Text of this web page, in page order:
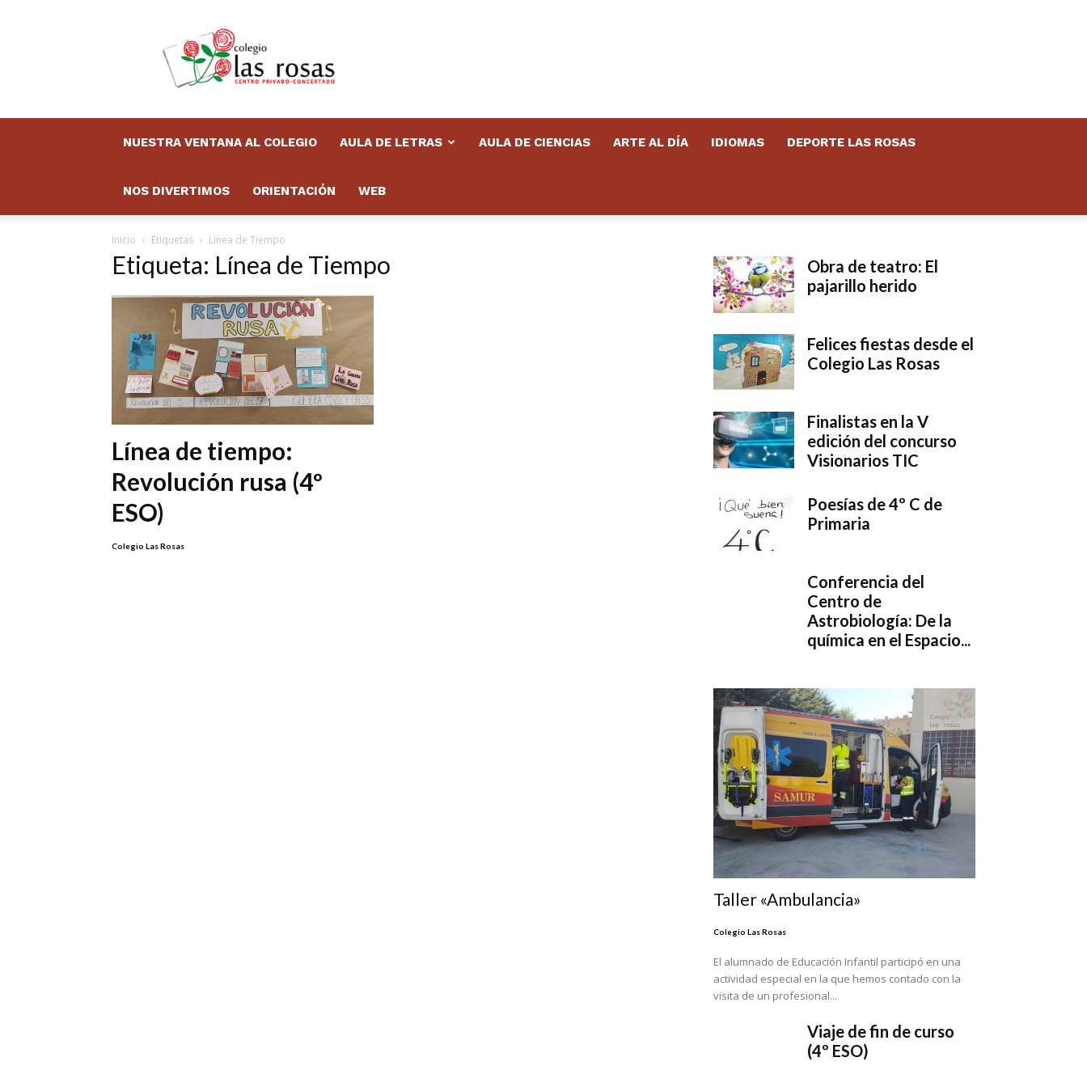
Las
Rosas
Boletín
NUESTRA VENTANA AL COLEGIO AULA DE LETRAS AULA DE CIENCIAS ARTE AL DÍA IDIOMAS DEPORTE LAS ROSAS
NOS DIVERTIMOS ORIENTACIÓN WEB
Inicio Etiquetas Línea de Tiempo
Etiqueta: Línea de Tiempo
Línea de tiempo:
Revolución rusa (4º
ESO)
Colegio Las Rosas
Obra de teatro: El
pajarillo herido
Felices fiestas desde el
Colegio Las Rosas
Finalistas en la V
edición del concurso
Visionarios TIC
Poesías de 4º C de
Primaria
Conferencia del
Centro de
Astrobiología: De la
química en el Espacio...
Taller «Ambulancia»
Colegio Las Rosas
El alumnado de Educación Infantil participó en una
actividad especial en la que hemos contado con la
visita de un profesional...
Viaje de fin de curso
(4º ESO)